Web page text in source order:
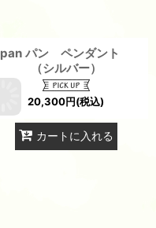
pan パン ペンダント
（シルバー）
20,300円(税込)
カートに入れる